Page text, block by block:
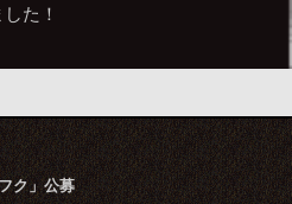
た！
ク」公募